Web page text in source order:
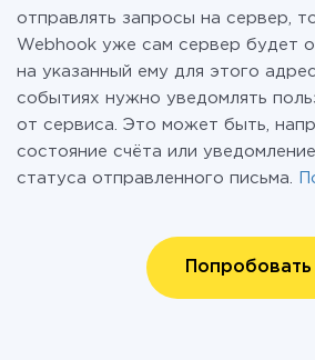
отправлять запросы на сервер,
Webhook уже сам сервер будет
на указанный ему для этого
событиях нужно уведомлять
от сервиса. Это может быть,
состояние счёта или
статуса отправленного письма.
Попробовать